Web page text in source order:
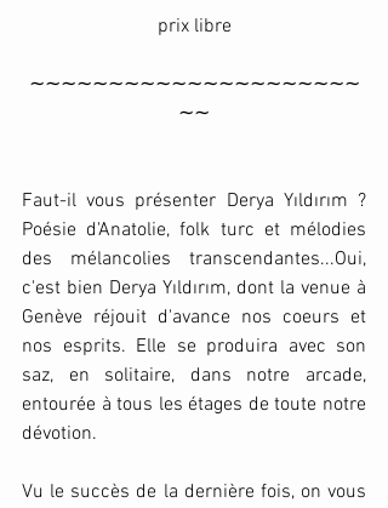
prix libre
∼∼∼∼∼∼∼∼∼∼∼∼∼∼∼∼∼∼∼∼∼
∼∼
Faut-il vous présenter Derya Yıldırım ?
Poésie d'Anatolie, folk turc et mélodies
des mélancolies transcendantes...Oui,
c'est bien Derya Yıldırım, dont la venue à
Genève réjouit d'avance nos coeurs et
nos esprits. Elle se produira avec son
saz, en solitaire, dans notre arcade,
entourée à tous les étages de toute notre
dévotion.
Vu le succès de la dernière fois, on vous